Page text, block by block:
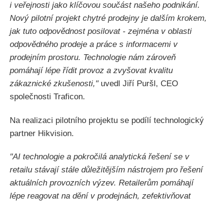
i veřejnosti jako klíčovou součást našeho podnikání.
Nový pilotní projekt chytré prodejny je dalším krokem,
jak tuto odpovědnost posilovat - zejména v oblasti
odpovědného prodeje a práce s informacemi v
prodejním prostoru. Technologie nám zároveň
pomáhají lépe řídit provoz a zvyšovat kvalitu
zákaznické zkušenosti," uvedl Jiří Puršl, CEO
společnosti Traficon.
Na realizaci pilotního projektu se podílí technologický
partner Hikvision.
"AI technologie a pokročilá analytická řešení se v
retailu stávají stále důležitějším nástrojem pro řešení
aktuálních provozních výzev. Retailerům pomáhají
lépe reagovat na dění v prodejnách, zefektivňovat